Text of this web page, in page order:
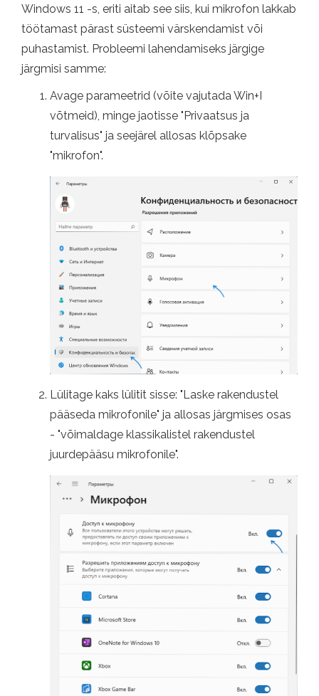
Windows 11 -s, eriti aitab see siis, kui mikrofon lakkab
töötamast pärast süsteemi värskendamist või
puhastamist. Probleemi lahendamiseks järgige
järgmisi samme:
Avage parameetrid (võite vajutada Win+I
võtmeid), minge jaotisse "Privaatsus ja
turvalisus" ja seejärel allosas klõpsake
"mikrofon".
Lülitage kaks lülitit sisse: "Laske rakendustel
pääseda mikrofonile" ja allosas järgmises osas
- "võimaldage klassikalistel rakendustel
juurdepääsu mikrofonile".